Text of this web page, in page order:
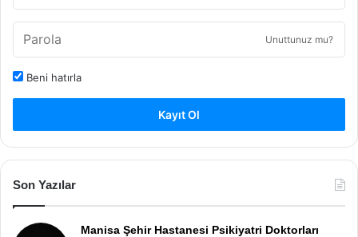
Unuttunuz mu?
Beni hatırla
Kayıt Ol
Son Yazılar
Manisa Şehir Hastanesi Psikiyatri Doktorları